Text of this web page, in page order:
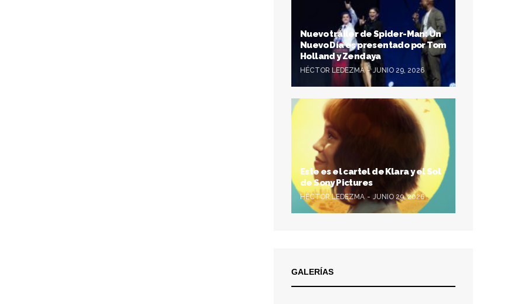
Nuevo tráiler de Spider-Man: Un
Nuevo Día es presentado por Tom
Holland y Zendaya
HÉCTOR LEDEZMA JUNIO 29, 2026
Este es el cartel de Klara y el Sol
de Sony Pictures
HÉCTOR LEDEZMA JUNIO 29, 2026
GALERÍAS